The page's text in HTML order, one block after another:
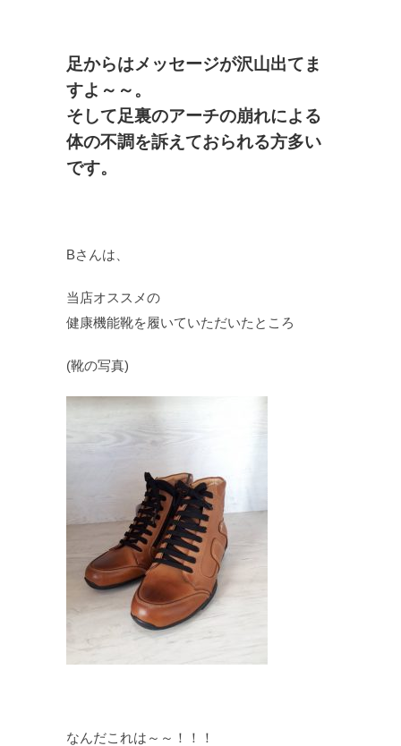
足からはメッセージが沢山出てま
すよ～～。
そして足裏のアーチの崩れによる
体の不調を訴えておられる方多い
です。
Bさんは、
当店オススメの
健康機能靴を履いていただいたところ
(靴の写真)
なんだこれは～～！！！